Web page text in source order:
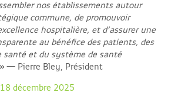
nos établissements autour
commune, de promouvoir
hospitalière, et d’assurer une
au bénéfice des patients, des
santé et du système de santé
— Pierre Bley, Président
décembre 2025